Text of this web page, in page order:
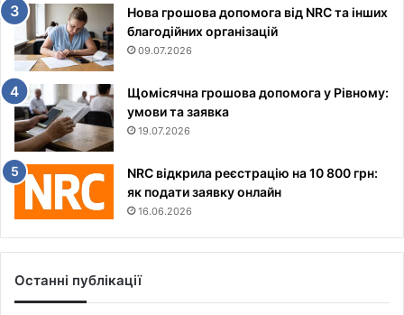
Нова грошова допомога від NRC та інших
благодійних організацій
09.07.2026
Щомісячна грошова допомога у Рівному:
умови та заявка
19.07.2026
NRC відкрила реєстрацію на 10 800 грн:
як подати заявку онлайн
16.06.2026
Останні публікації